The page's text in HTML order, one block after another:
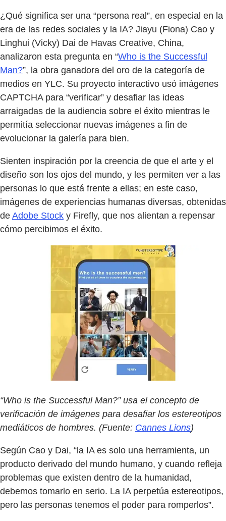
¿Qué significa ser una “persona real”, en especial en la
era de las redes sociales y la IA? Jiayu (Fiona) Cao y
Linghui (Vicky) Dai de Havas Creative, China,
analizaron esta pregunta en “Who is the Successful
Man?”, la obra ganadora del oro de la categoría de
medios en YLC. Su proyecto interactivo usó imágenes
CAPTCHA para “verificar” y desafiar las ideas
arraigadas de la audiencia sobre el éxito mientras le
permitía seleccionar nuevas imágenes a fin de
evolucionar la galería para bien.
Sienten inspiración por la creencia de que el arte y el
diseño son los ojos del mundo, y les permiten ver a las
personas lo que está frente a ellas; en este caso,
imágenes de experiencias humanas diversas, obtenidas
de Adobe Stock y Firefly, que nos alientan a repensar
cómo percibimos el éxito.
“Who is the Successful Man?” usa el concepto de
verificación de imágenes para desafiar los estereotipos
mediáticos de hombres. (Fuente: Cannes Lions)
Según Cao y Dai, “la IA es solo una herramienta, un
producto derivado del mundo humano, y cuando refleja
problemas que existen dentro de la humanidad,
debemos tomarlo en serio. La IA perpetúa estereotipos,
pero las personas tenemos el poder para romperlos”.